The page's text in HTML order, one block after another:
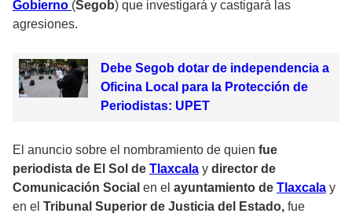
Gobierno (Segob) que investigará y castigará las
agresiones.
Debe Segob dotar de independencia a
Oficina Local para la Protección de
Periodistas: UPET
El anuncio sobre el nombramiento de quien fue
periodista de El Sol de Tlaxcala y director de
Comunicación Social en el ayuntamiento de Tlaxcala y
en el Tribunal Superior de Justicia del Estado, fue